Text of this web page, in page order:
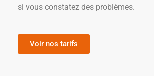
si vous constatez des problèmes.
Voir nos tarifs